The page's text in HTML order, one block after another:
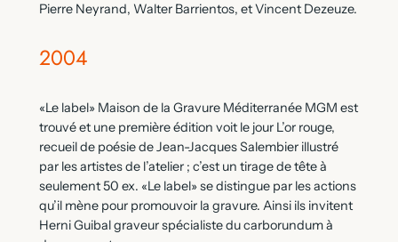
Pierre Neyrand, Walter Barrientos, et Vincent Dezeuze.
2004
«Le label» Maison de la Gravure Méditerranée MGM est
trouvé et une première édition voit le jour L’or rouge,
recueil de poésie de Jean-Jacques Salembier illustré
par les artistes de l’atelier ; c’est un tirage de tête à
seulement 50 ex. «Le label» se distingue par les actions
qu’il mène pour promouvoir la gravure. Ainsi ils invitent
Herni Guibal graveur spécialiste du carborundum à